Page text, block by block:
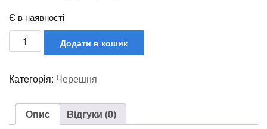
Є в наявності
Додати в кошик
Категорія: Черешня
Опис Відгуки (0)